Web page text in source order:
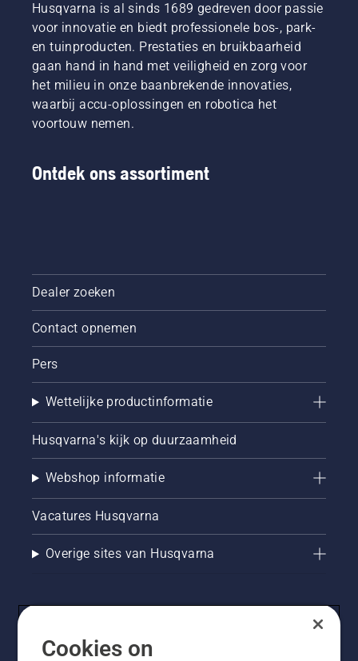
Husqvarna is al sinds 1689 gedreven door passie
voor innovatie en biedt professionele bos-, park-
en tuinproducten. Prestaties en bruikbaarheid
gaan hand in hand met veiligheid en zorg voor
het milieu in onze baanbrekende innovaties,
waarbij accu-oplossingen en robotica het
voortouw nemen.
Ontdek ons assortiment
Dealer zoeken
Contact opnemen
Pers
Wettelijke productinformatie
Husqvarna's kijk op duurzaamheid
Webshop informatie
Vacatures Husqvarna
Overige sites van Husqvarna
Cookies on